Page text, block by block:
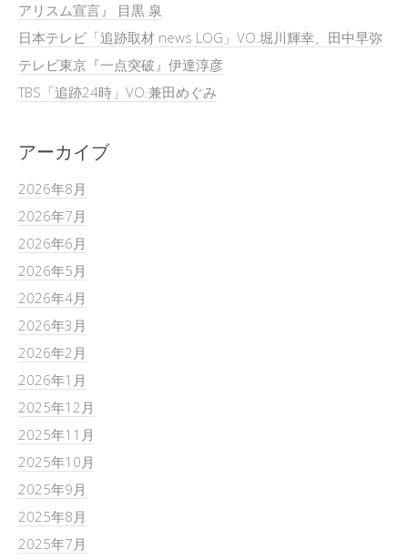
アリスム宣言』 目黒 泉
日本テレビ「追跡取材 news LOG」VO.堀川輝幸、田中早弥
テレビ東京『一点突破』伊達淳彦
TBS「追跡24時」VO.兼田めぐみ
アーカイブ
2026年8月
2026年7月
2026年6月
2026年5月
2026年4月
2026年3月
2026年2月
2026年1月
2025年12月
2025年11月
2025年10月
2025年9月
2025年8月
2025年7月